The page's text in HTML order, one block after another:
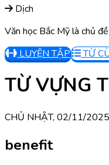
Dịch
Văn học Bắc Mỹ là chủ
LUYỆN TẬP
TỪ
TỪ VỰNG
CHỦ NHẬT, 02/11/2025
benefit